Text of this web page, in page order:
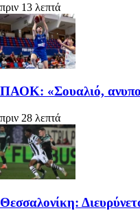
πριν 13 λεπτά
ΠΑΟΚ: «Σουαλιό,
πριν 28 λεπτά
Θεσσαλονίκη: